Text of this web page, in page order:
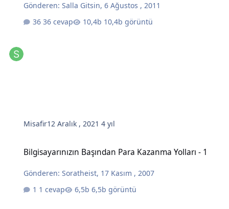
Gönderen:Salla Gitsin,6 Ağustos , 2011
36 cevap
10,4b görüntü
Misafir12 Aralık , 20214 yıl
Bilgisayarınızın Başından Para Kazanma Yolları - 1
Gönderen:Soratheist, 17 Kasım , 2007
1 cevap
6,5b görüntü